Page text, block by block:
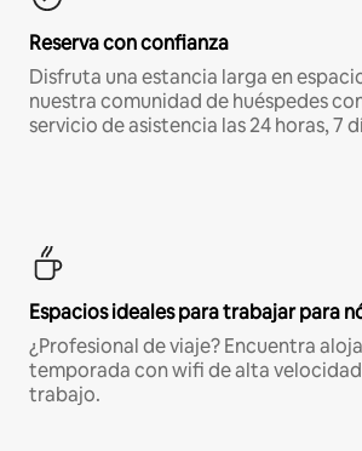
Reserva con confianza
Disfruta una estancia larga en
nuestra comunidad de huéspedes
servicio de asistencia las 24 horas, 7
Espacios ideales para trabajar para
¿Profesional de viaje? Encuentra
temporada con wifi de alta velocidad
trabajo.